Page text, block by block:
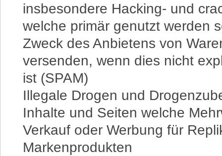
insbesondere Hacking- und
welche primär genutzt werden
Zweck des Anbietens von
versenden, wenn dies nicht
ist (SPAM)
Illegale Drogen und
Inhalte und Seiten welche
Verkauf oder Werbung für
Markenprodukten